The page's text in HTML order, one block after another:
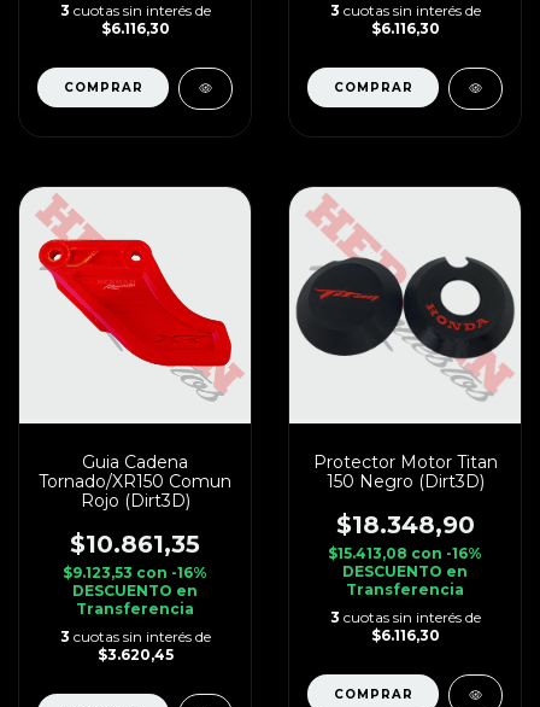
3 cuotas sin interés de
$6.116,30
3 cuotas sin interés de
$6.116,30
Guia Cadena
Tornado/XR150 Comun
Rojo (Dirt3D)
$10.861,35
$9.123,53 con -16%
DESCUENTO en
Transferencia
3 cuotas sin interés de
$3.620,45
Protector Motor Titan
150 Negro (Dirt3D)
$18.348,90
$15.413,08 con -16%
DESCUENTO en
Transferencia
3 cuotas sin interés de
$6.116,30